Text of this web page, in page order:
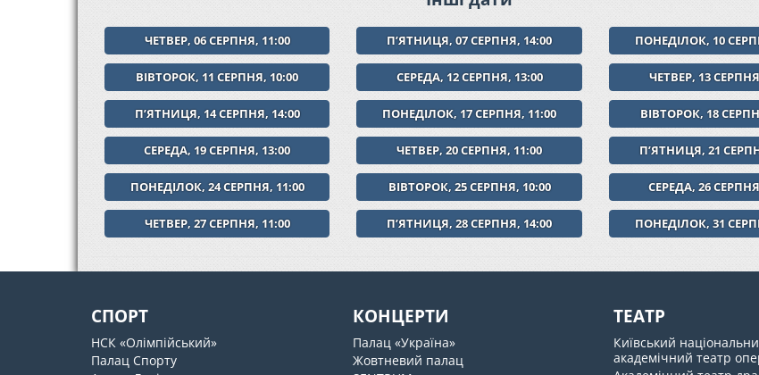
ЧЕТВЕР, 06 СЕРПНЯ, 11:00 ПʼЯТНИЦЯ, 07 СЕРПНЯ, 14:00 ПОНЕДІЛОК, 10
ВІВТОРОК, 11 СЕРПНЯ, 10:00 СЕРЕДА, 12 СЕРПНЯ, 13:00 ЧЕТВЕР, 13
ПʼЯТНИЦЯ, 14 СЕРПНЯ, 14:00 ПОНЕДІЛОК, 17 СЕРПНЯ, 11:00 ВІВТОРОК, 18
СЕРЕДА, 19 СЕРПНЯ, 13:00 ЧЕТВЕР, 20 СЕРПНЯ, 11:00 ПʼЯТНИЦЯ, 21
ПОНЕДІЛОК, 24 СЕРПНЯ, 11:00 ВІВТОРОК, 25 СЕРПНЯ, 10:00 СЕРЕДА, 26
ЧЕТВЕР, 27 СЕРПНЯ, 11:00 ПʼЯТНИЦЯ, 28 СЕРПНЯ, 14:00 ПОНЕДІЛОК, 31
СПОРТ
НСК «Олімпійський»
Палац Спорту
КОНЦЕРТИ
Палац «Україна»
Жовтневий палац
ТЕАТР
Київський
академічний театр